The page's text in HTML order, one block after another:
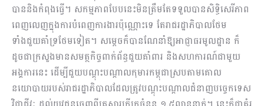
បាននិងកំពុងធ្វើ។ សកម្មភាពបែបនេះមិនត្រឹមតែទទួលបានសិទ្ធិសេរីភាព
ពេញលេញក្នុងការបំពេញការងារប៉ុណ្ណោះទេ តែរាជរដ្ឋាភិបាលថែម
ទាំងជួយគាំទ្រថែមទៀត។ សម្តេចក៏បានណែនាំឱ្យអាជ្ញាធរមូលដ្ឋាន ក៏
ដូចជាក្រសួងមានសមត្ថកិច្ចពាក់ព័ន្ធជួយគាំពារ និងសហការណ៍ជាមួយ
អង្គការនេះ ដើម្បីជួយបណ្តុះបណ្តាលកុមារកម្ពុជាស្របតាមគោល
នយោបាយរបស់រាជរដ្ឋាភិបាលដែលត្រូវបណ្តុះបណ្តាលជំនាញបច្ចេកទេស